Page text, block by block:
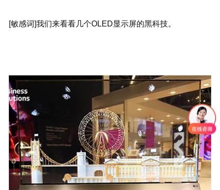
[敏感词]我们来看看几个OLED显示屏的黑科技。